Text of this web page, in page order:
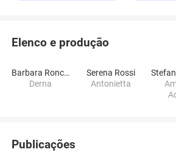
Elenco e produção
Barbara Ronchi
Derna
Serena Rossi
Antonietta
Publicações